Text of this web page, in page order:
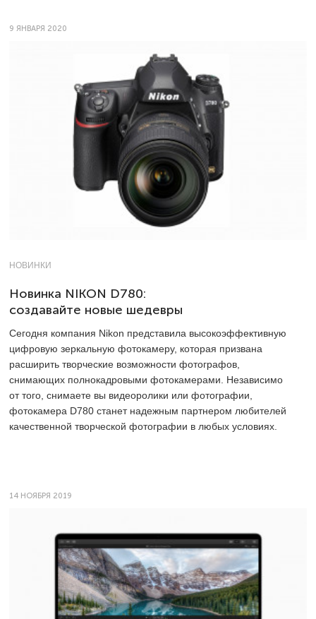
9 ЯНВАРЯ 2020
НОВИНКИ
Новинка NIKON D780:
создавайте новые шедевры
Сегодня компания Nikon представила высокоэффективную
цифровую зеркальную фотокамеру, которая призвана
расширить творческие возможности фотографов,
снимающих полнокадровыми фотокамерами. Независимо
от того, снимаете вы видеоролики или фотографии,
фотокамера D780 станет надежным партнером любителей
качественной творческой фотографии в любых условиях.
14 НОЯБРЯ 2019